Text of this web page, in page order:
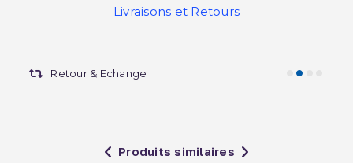
Livraisons et Retours
Retour & Echange
Produits similaires